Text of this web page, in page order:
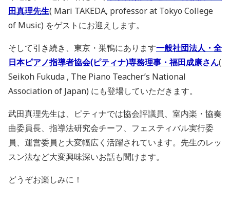
田真理先生( Mari TAKEDA, professor at Tokyo College
of Music) をゲストにお迎えします。
そして引き続き、東京・巣鴨にあります一般社団法人・全
日本ピアノ指導者協会(ピティナ)専務理事・福田成康さん(
Seikoh Fukuda , The Piano Teacher’s National
Association of Japan) にも登場していただきます。
武田真理先生は、ピティナでは協会評議員、室内楽・協奏
曲委員長、指導法研究会チーフ、フェスティバル実行委
員、運営委員と大変幅広く活躍されています。先生のレッ
スン法など大変興味深いお話も聞けます。
どうぞお楽しみに！